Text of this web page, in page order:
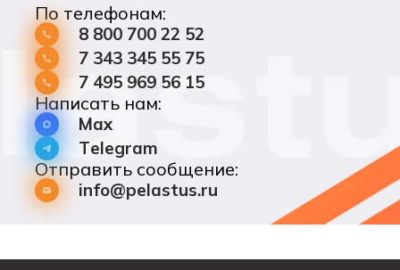
По телефонам:
8 800 700 22 52
7 343 345 55 75
7 495 969 56 15
Написать нам:
Max
Telegram
Отправить сообщение:
info@pelastus.ru